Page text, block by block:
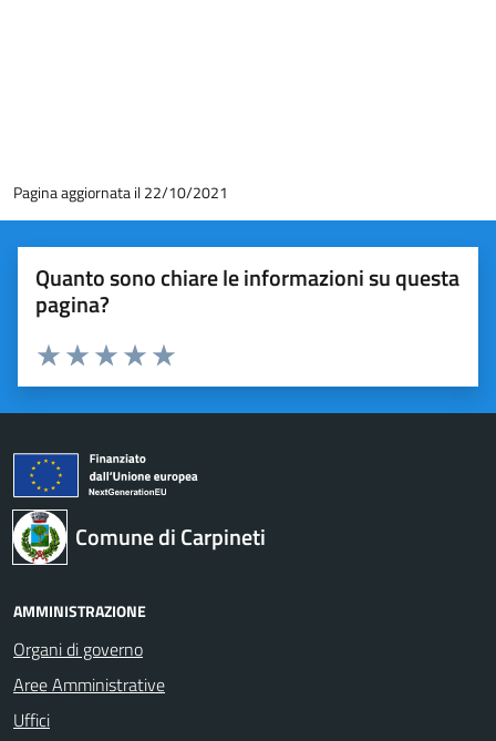
Pagina aggiornata il 22/10/2021
Quanto sono chiare le informazioni su questa
pagina?
Valuta 5 stelle su 5
Valuta 4 stelle su 5
Valuta 3 stelle su 5
Valuta 2 stelle su 5
Valuta 1 stelle su 5
Comune di Carpineti
AMMINISTRAZIONE
Organi di governo
Aree Amministrative
Uffici